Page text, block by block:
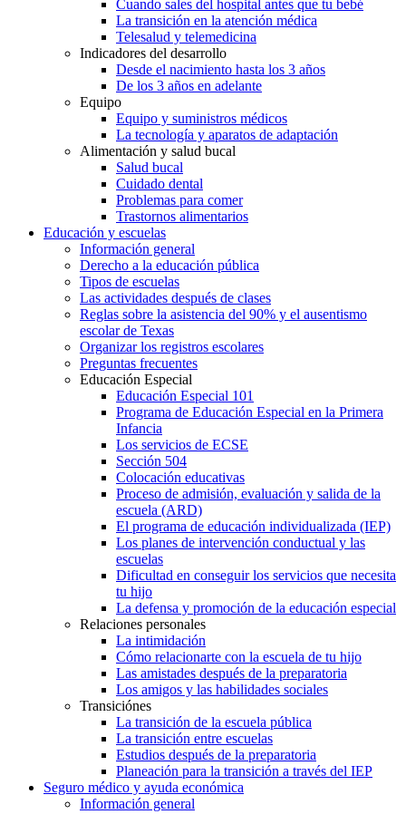
Cuando sales del hospital antes que tu bebé
La transición en la atención médica
Telesalud y telemedicina
Indicadores del desarrollo
Desde el nacimiento hasta los 3 años
De los 3 años en adelante
Equipo
Equipo y suministros médicos
La tecnología y aparatos de adaptación
Alimentación y salud bucal
Salud bucal
Cuidado dental
Problemas para comer
Trastornos alimentarios
Educación y escuelas
Información general
Derecho a la educación pública
Tipos de escuelas
Las actividades después de clases
Reglas sobre la asistencia del 90% y el ausentismo
escolar de Texas
Organizar los registros escolares
Preguntas frecuentes
Educación Especial
Educación Especial 101
Programa de Educación Especial en la Primera
Infancia
Los servicios de ECSE
Sección 504
Colocación educativas
Proceso de admisión, evaluación y salida de la
escuela (ARD)
El programa de educación individualizada (IEP)
Los planes de intervención conductual y las
escuelas
Dificultad en conseguir los servicios que necesita
tu hijo
La defensa y promoción de la educación especial
Relaciones personales
La intimidación
Cómo relacionarte con la escuela de tu hijo
Las amistades después de la preparatoria
Los amigos y las habilidades sociales
Transiciónes
La transición de la escuela pública
La transición entre escuelas
Estudios después de la preparatoria
Planeación para la transición a través del IEP
Seguro médico y ayuda económica
Información general